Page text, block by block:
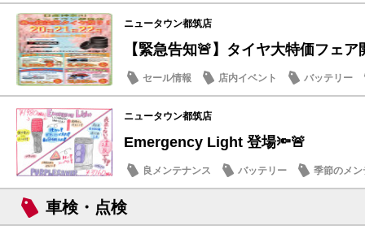
ニュータウン都筑店
【緊急告知🚨】タイヤ大特価フェ
セール情報 店内イベント バッテリー
ニュータウン都筑店
Emergency Light 登場🔦🚨
良メンテナンス バッテリー 季節のメン
車検・点検